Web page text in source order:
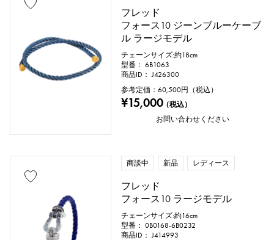
フレッド
フォース10 ジーンブルーケーブ
ル ラージモデル
チェーンサイズ:約18cm
型番： 6B1063
商品ID： J426300
参考定価：60,500円（税込）
¥15,000（税込）
お問い合わせください
商談中 新品 レディース
フレッド
フォース10 ラージモデル
チェーンサイズ:約16cm
型番： 0B0168-6B0232
商品ID： J414993